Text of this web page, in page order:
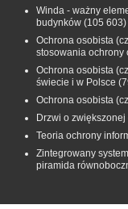
Winda - ważny
budynków (105 603)
Ochrona osobista
stosowania ochrony
Ochrona osobista
świecie i w Polsce
Ochrona osobista
Drzwi o
Teoria ochrony
Zintegrowany
piramida